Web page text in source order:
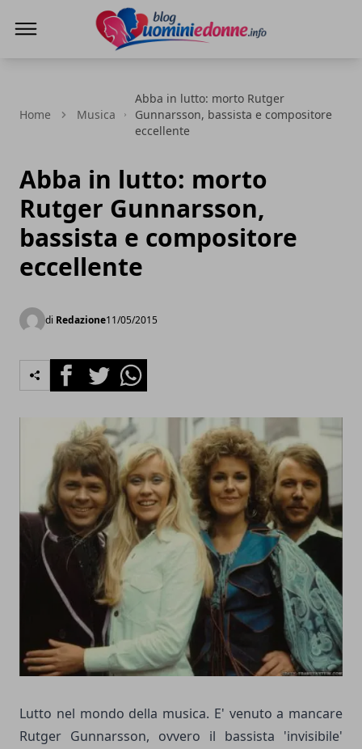
Home Musica
Abba in lutto: morto Rutger
Gunnarsson, bassista e compositore
eccellente
Abba in lutto: morto
Rutger Gunnarsson,
bassista e compositore
eccellente
di Redazione11/05/2015
FacebookTwitterWhatsapp
Lutto nel mondo della musica. E' venuto a mancare
Rutger Gunnarsson, ovvero il bassista 'invisibile'